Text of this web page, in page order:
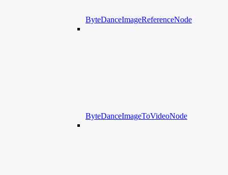
ByteDanceImageReferenceNode
ByteDanceImageToVideoNode